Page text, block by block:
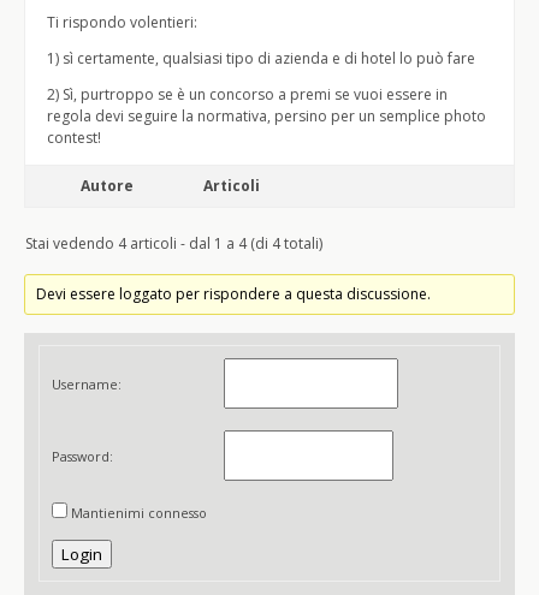
Ti rispondo volentieri:
1) sì certamente, qualsiasi tipo di azienda e di hotel lo può fare
2) Sì, purtroppo se è un concorso a premi se vuoi essere in
regola devi seguire la normativa, persino per un semplice photo
contest!
Autore Articoli
Stai vedendo 4 articoli - dal 1 a 4 (di 4 totali)
Devi essere loggato per rispondere a questa discussione.
Username:
Password:
Mantienimi connesso
Login